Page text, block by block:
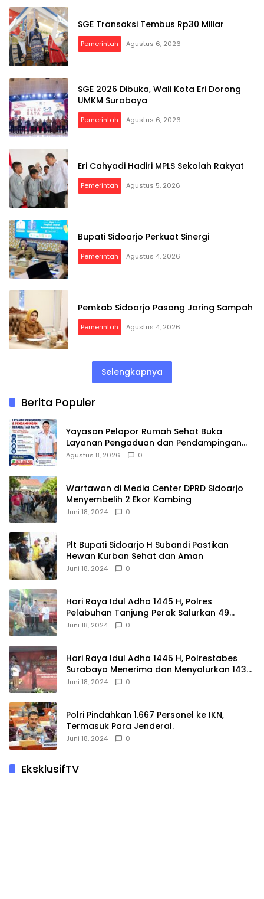
SGE Transaksi Tembus Rp30 Miliar
Pemerintah Agustus 6, 2026
SGE 2026 Dibuka, Wali Kota Eri Dorong
UMKM Surabaya
Pemerintah Agustus 6, 2026
Eri Cahyadi Hadiri MPLS Sekolah Rakyat
Pemerintah Agustus 5, 2026
Bupati Sidoarjo Perkuat Sinergi
Pemerintah Agustus 4, 2026
Pemkab Sidoarjo Pasang Jaring Sampah
Pemerintah Agustus 4, 2026
Selengkapnya
Berita Populer
Yayasan Pelopor Rumah Sehat Buka
Layanan Pengaduan dan Pendampingan
Rehabilitasi NAPZA 24 Jam
Agustus 8, 2026 0
Wartawan di Media Center DPRD Sidoarjo
Menyembelih 2 Ekor Kambing
Juni 18, 2024 0
Plt Bupati Sidoarjo H Subandi Pastikan
Hewan Kurban Sehat dan Aman
Juni 18, 2024 0
Hari Raya Idul Adha 1445 H, Polres
Pelabuhan Tanjung Perak Salurkan 49
Hewan Korban.
Juni 18, 2024 0
Hari Raya Idul Adha 1445 H, Polrestabes
Surabaya Menerima dan Menyalurkan 143
Hewan Kurban
Juni 18, 2024 0
Polri Pindahkan 1.667 Personel ke IKN,
Termasuk Para Jenderal.
Juni 18, 2024 0
EksklusifTV